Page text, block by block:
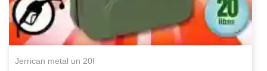
jerrican metal un 20l